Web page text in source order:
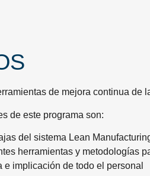
de mejora continua de
de este programa son:
del sistema Lean
herramientas y metodologías
e implicación de todo el personal